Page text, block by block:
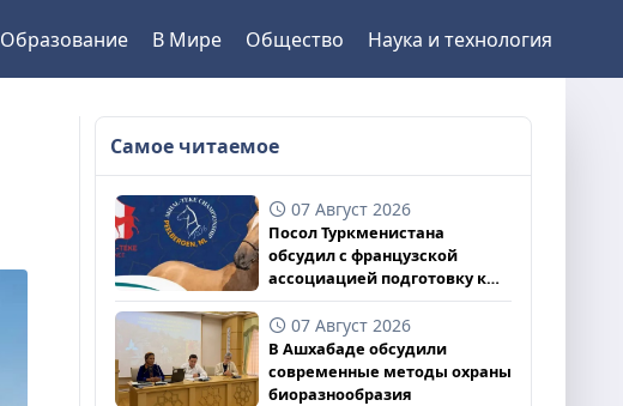
Образование В Мире Общество Наука и технология
Самое читаемое
07 Август 2026
Посол Туркменистана
обсудил с французской
ассоциацией подготовку к
чемпионату
07 Август 2026
В Ашхабаде обсудили
современные методы охраны
биоразнообразия